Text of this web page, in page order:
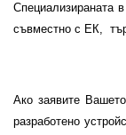
Специализираната
съвместно с ЕК,
Ако заявите
разработено